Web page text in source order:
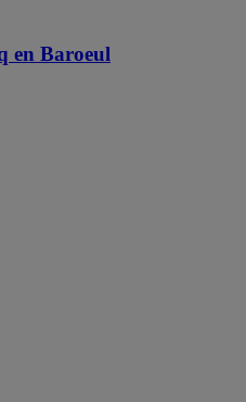
en Baroeul